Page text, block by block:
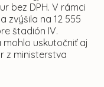
bez DPH. V rámci
zvýšila na 12 555
štadión IV.
mohlo uskutočniť aj
z ministerstva